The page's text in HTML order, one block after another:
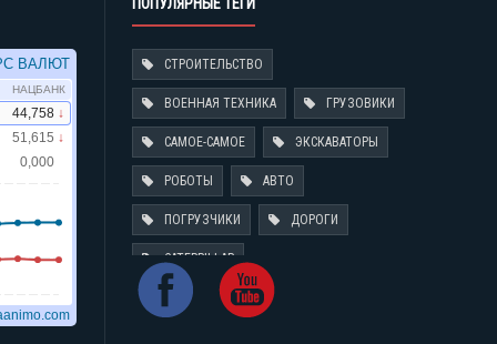
ПОПУЛЯРНЫЕ ТЕГИ
СТРОИТЕЛЬСТВО
ВОЕННАЯ ТЕХНИКА ГРУЗОВИКИ
САМОЕ-САМОЕ ЭКСКАВАТОРЫ
РОБОТЫ АВТО
ПОГРУЗЧИКИ ДОРОГИ
CATERPILLAR